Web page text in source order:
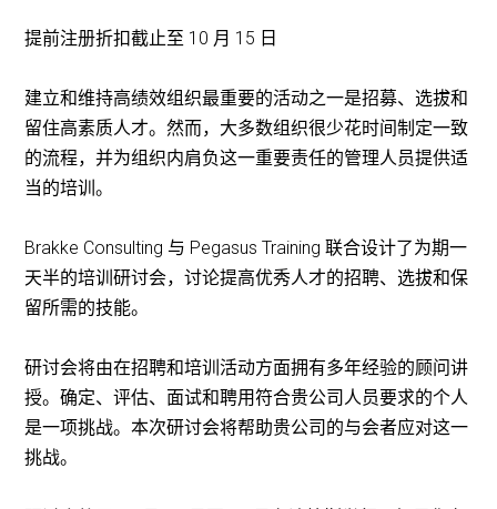
提前注册折扣截止至 10 月 15 日
建立和维持高绩效组织最重要的活动之一是招募、选拔和
留住高素质人才。然而，大多数组织很少花时间制定一致
的流程，并为组织内肩负这一重要责任的管理人员提供适
当的培训。
Brakke Consulting 与 Pegasus Training 联合设计了为期一
天半的培训研讨会，讨论提高优秀人才的招聘、选拔和保
留所需的技能。
研讨会将由在招聘和培训活动方面拥有多年经验的顾问讲
授。确定、评估、面试和聘用符合贵公司人员要求的个人
是一项挑战。本次研讨会将帮助贵公司的与会者应对这一
挑战。